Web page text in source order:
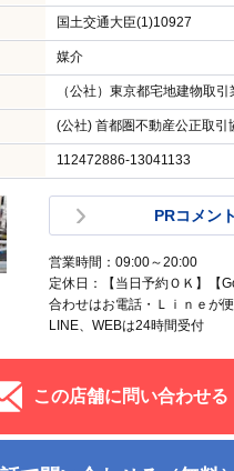
国土交通大臣(1)10927
媒介
（公社）東京都宅地建物取引
(公社) 首都圏不動産公正取引
112472886-13041133
PRコメン
営業時間：09:00～20:00
定休日：【当日予約ＯＫ】【
合わせはお電話・Ｌｉｎｅが
LINE、WEBは24時間受付
この店舗に問い合わせる